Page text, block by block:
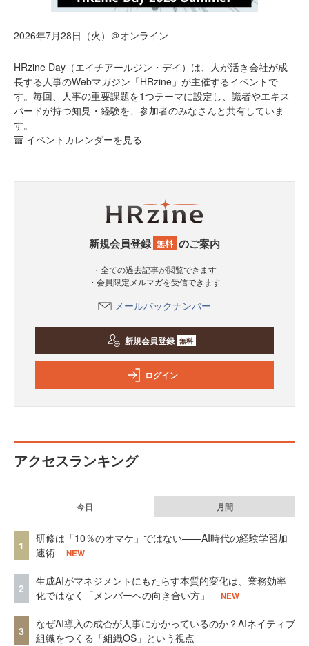
2026年7月28日（火）＠オンライン
HRzine Day（エイチアールジン・デイ）は、人が活き会社が成
長する人事のWebマガジン「HRzine」が主催するイベントで
す。毎回、人事の重要課題を1つテーマに設定し、識者やエキス
パードが持つ知見・経験を、参加者のみなさんと共有していま
す。
イベントカレンダーを見る
新規会員登録 無料 のご案内
・全ての過去記事が閲覧できます
・会員限定メルマガを受信できます
メールバックナンバー
新規会員登録 無料
ログイン
アクセスランキング
今日 月間
1
研修は「10％のオマケ」ではない——AI時代の経験学習加
速術
NEW
2
生成AIがマネジメントにもたらす本質的変化は、業務効率
化ではなく「メンバーへの向き合い方」
NEW
3
なぜAI導入の成否が人事にかかっているのか？AIネイティブ
組織をつくる「組織OS」という視点